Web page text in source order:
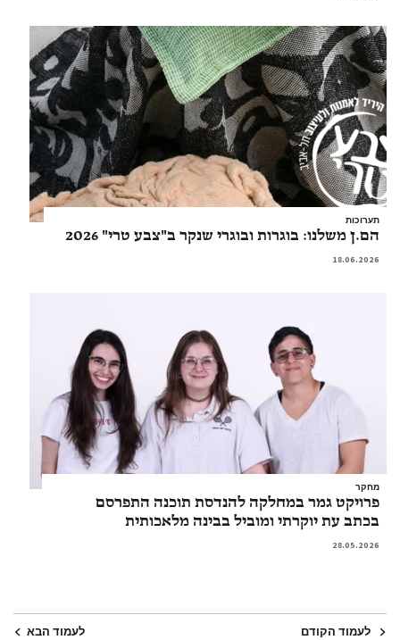
תערוכות
הם.ן משלנו: בוגרות ובוגרי שנקר ב"צבע טרי" 2026
18.06.2026
מחקר
פרויקט גמר במחלקה להנדסת תוכנה התפרסם
בכתב עת יוקרתי ומוביל בבינה מלאכותית
28.05.2026
לעמוד הקודם לעמוד הבא